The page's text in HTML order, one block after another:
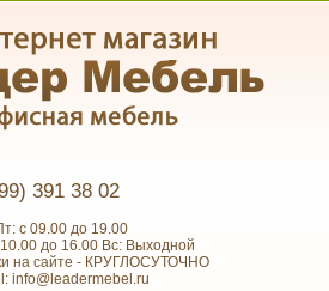
391 38 02
с 09.00 до 19.00
до 16.00 Вс: Выходной
на сайте - КРУГЛОСУТОЧНО
info@leadermebel.ru